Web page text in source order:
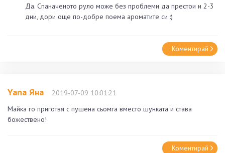
Да. Спаначеното руло може без проблеми да престои и 2-3
дни, дори още по-добре поема ароматите си :)
Коментирай
Yana Яна
2019-07-09 10:01:21
Maйка го приготвя с пушена сьомга вместо шунката и става
божествено!
Коментирай